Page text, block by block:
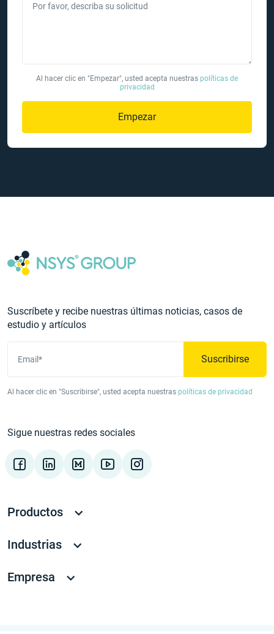
Por favor, describa su solicitud
Al hacer clic en "Empezar", usted acepta nuestras políticas de
privacidad
Empezar
Suscríbete y recibe nuestras últimas noticias, casos de
estudio y artículos
Email* Suscribirse
Al hacer clic en "Suscribirse", usted acepta nuestras políticas de privacidad
Sigue nuestras redes sociales
Productos
Industrias
Empresa